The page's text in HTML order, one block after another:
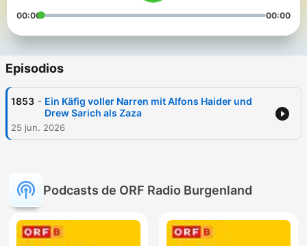
00:00 00:00
Episodios
1853 - Ein Käfig voller Narren mit Alfons Haider und
Drew Sarich als Zaza
25 jun. 2026
Podcasts de ORF Radio Burgenland